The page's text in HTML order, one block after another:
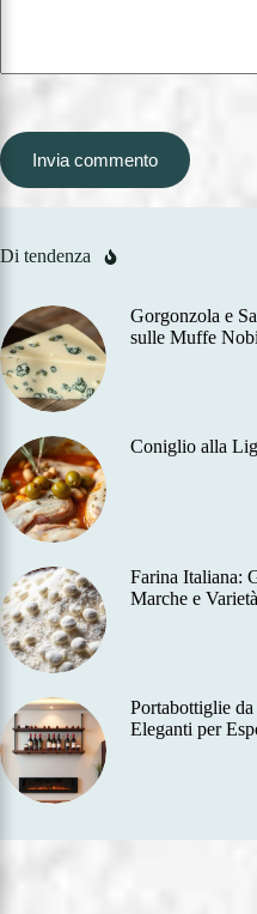
Invia commento
Di tendenza
Gorgonzola e
sulle Muffe
Coniglio alla
Farina Italiana:
Marche e Varietà
Portabottiglie
Eleganti per